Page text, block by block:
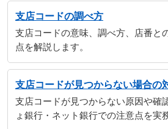
支店コードの調べ方
支店コードの意味、調べ方、店番と
点を解説します。
支店コードが見つからない場合の
支店コードが見つからない原因や確
ょ銀行・ネット銀行での注意点を実